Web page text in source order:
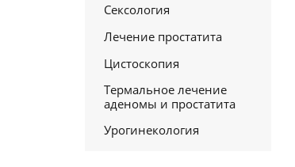
Сексология
Лечение простатита
Цистоскопия
Термальное лечение
аденомы и простатита
Урогинекология